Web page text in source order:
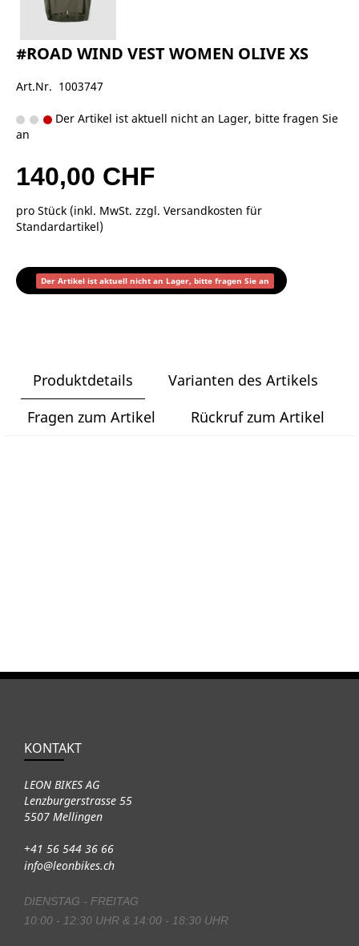
#ROAD WIND VEST WOMEN OLIVE XS
Art.Nr. 1003747
Der Artikel ist aktuell nicht an Lager, bitte fragen Sie
an
140,00 CHF
pro Stück (inkl. MwSt. zzgl. Versandkosten für
Standardartikel)
Der Artikel ist aktuell nicht an Lager, bitte fragen Sie an
Produktdetails
Varianten des Artikels
Fragen zum Artikel
Rückruf zum Artikel
KONTAKT
LEON BIKES AG
Lenzburgerstrasse 55
5507 Mellingen
+41 56 544 36 66
info@leonbikes.ch
DIENSTAG - FREITAG
10:00 - 12:30 UHR & 14:00 - 18:30 UHR